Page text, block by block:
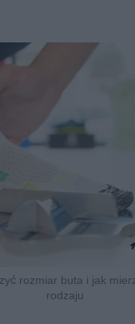
rozmiar buta i jak
rodzaju